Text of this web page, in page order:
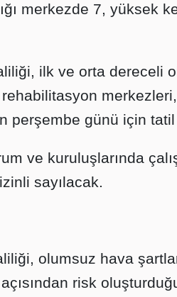
merkezde 7, yüksek
ilk ve orta dereceli
perşembe günü için
ve kuruluşlarında
sayılacak.
olumsuz hava
risk